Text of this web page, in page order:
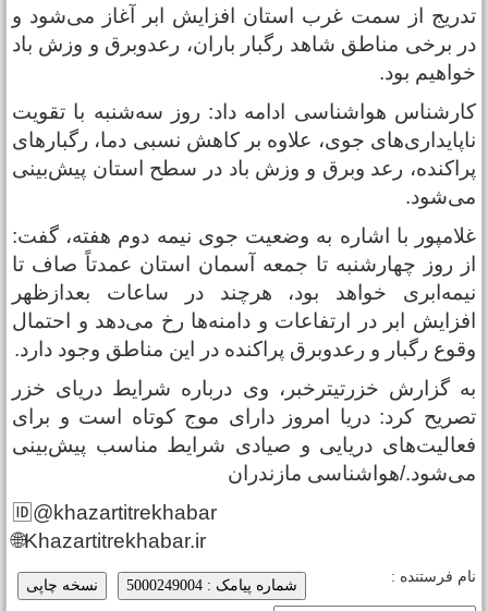
از سمت غرب استان افزایش ابر آغاز می‌شود و
برخی مناطق شاهد رگبار باران، رعدوبرق و وزش باد
بود.
هواشناسی ادامه داد: روز سه‌شنبه با تقویت
جوی، علاوه بر کاهش نسبی دما، رگبار‌های
رعد وبرق و وزش باد در سطح استان پیش‌بینی
با اشاره به وضعیت جوی نیمه دوم هفته، گفت:
روز چهارشنبه تا جمعه آسمان استان عمدتاً صاف تا
خواهد بود، هرچند در ساعات بعدازظهر
ابر در ارتفاعات و دامنه‌ها رخ می‌دهد و احتمال
رگبار و رعدوبرق پراکنده در این مناطق وجود دارد.
گزارش خزرتیترخبر، وی درباره شرایط دریای خزر
کرد: دریا امروز دارای موج کوتاه است و برای
دریایی و صیادی شرایط مناسب پیش‌بینی
هواشناسی مازندران
🆔@khazartitrekhabar
🌐Khazartitrekhabar.ir
نسخه چاپی شماره پیامک : 5000249004
فرستنده :